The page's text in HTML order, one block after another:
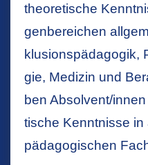
theo­re­ti­sche
gen­be­rei­chen
klu­si­ons­päd­ago­gik,
gie, Me­di­zin und
ben Ab­sol­vent/
ti­sche Kennt­nis­se
päd­ago­gi­schen